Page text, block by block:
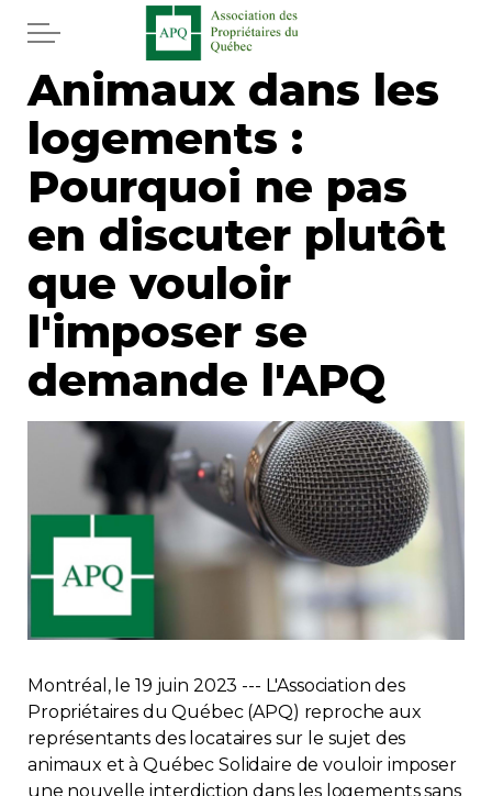
Aller au contenu principal
Accueil
Services
Journal
Juridique
Mot de l'éditeur
Divers
Immobilier
Réglementation
Copropriété
Environnement
Rabais APQ
Animaux dans les
logements :
Pourquoi ne pas
en discuter plutôt
que vouloir
l'imposer se
demande l'APQ
Montréal, le 19 juin 2023 --- L'Association des
Propriétaires du Québec (APQ) reproche aux
représentants des locataires sur le sujet des
animaux et à Québec Solidaire de vouloir imposer
une nouvelle interdiction dans les logements sans